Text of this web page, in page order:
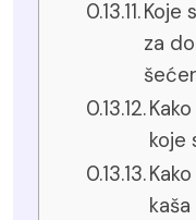
Koje
za
koje